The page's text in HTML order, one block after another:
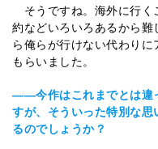
そうですね。海外に行く
約などいろいろあるから
ら俺らが行けない代わり
もらいました。
――今作はこれまでとは違
すが、そういった特別な
るのでしょうか？